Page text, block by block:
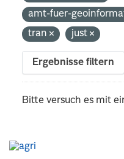
amt-fuer-
tran
just
Ergebnisse filtern
Bitte versuch es mit